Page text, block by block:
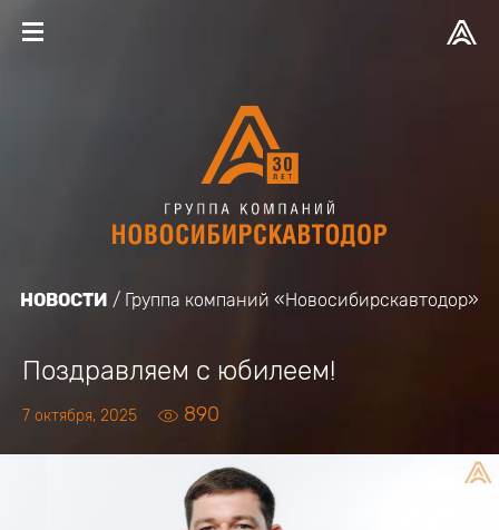
НОВОСТИ Группа компаний «Новосибирскавтодор»
Поздравляем с юбилеем!
7 октября, 2025 890